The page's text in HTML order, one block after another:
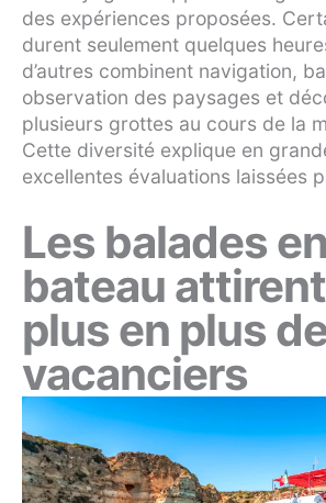
des expériences proposées.
durent seulement quelques
d’autres combinent navigation,
observation des paysages et
plusieurs grottes au cours de la
Cette diversité explique en
excellentes évaluations laissées
Les balades en
bateau
plus en plus
vacanciers